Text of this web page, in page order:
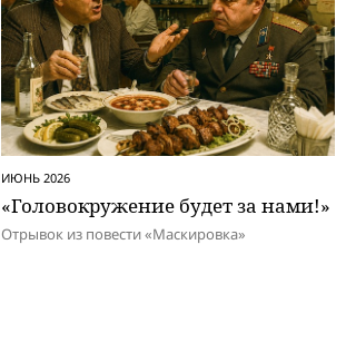
ИЮНЬ 2026
«Головокружение будет за нами!»
Отрывок из повести «Маскировка»